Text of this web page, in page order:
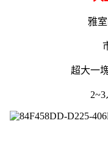
雅
超大一